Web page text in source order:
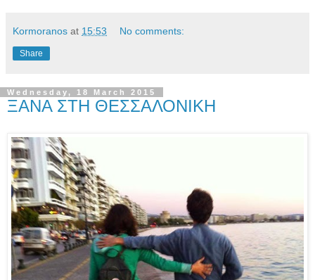
Kormoranos at 15:53 No comments:
Share
Wednesday, 18 March 2015
ΞΑΝΑ ΣΤΗ ΘΕΣΣΑΛΟΝΙΚΗ